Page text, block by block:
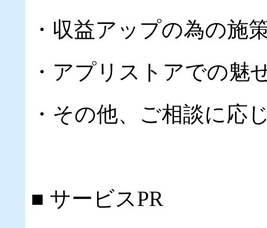
・収益アップの為の施
・アプリストアでの魅
・その他、ご相談に応
■ サービスPR